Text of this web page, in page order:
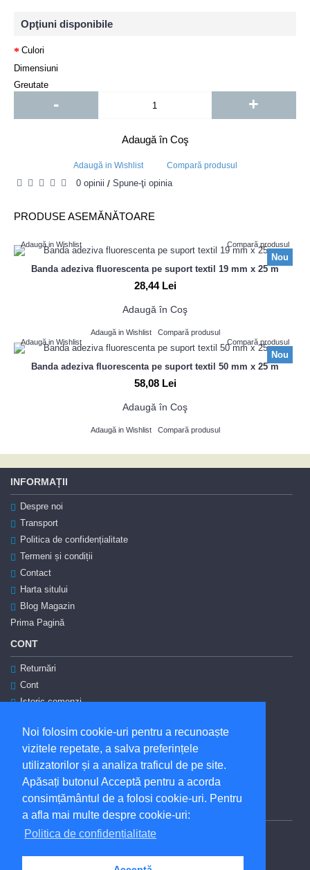
Noi folosim cookie-uri pentru a recunoaște
vizitele repetate, a salva preferințele
utilizatorilor și a analiza traficul de pe site.
Apăsați butonul Acceptă pentru a acorda
consimțământul de a folosi cookie-uri. Pentru
a afla mai multe despre cookie-uri:
Politica de confidențialitate
Opţiuni disponibile
Culori
Dimensiuni
Greutate
- +
Adaugă în Coş
Adaugă in Wishlist Compară produsul
0 opinii / Spune-ţi opinia
PRODUSE ASEMĂNĂTOARE
Nou
Adaugă in Wishlist Compară produsul
Banda adeziva fluorescenta pe suport textil 19 mm x 25 m
28,44 Lei
Adaugă în Coş
Adaugă in Wishlist Compară produsul
Nou
Adaugă in Wishlist Compară produsul
Banda adeziva fluorescenta pe suport textil 50 mm x 25 m
58,08 Lei
Adaugă în Coş
Adaugă in Wishlist Compară produsul
INFORMAȚII
Despre noi
Transport
Politica de confidențialitate
Termeni și condiții
Contact
Harta sitului
Blog Magazin
Prima Pagină
CONT
Returnări
Cont
Istoric comenzi
Înregistrare
Coşul meu
ANPC
Soluționarea litigiilor
SUNTEM ȘI PE FACEBOOK
facebook